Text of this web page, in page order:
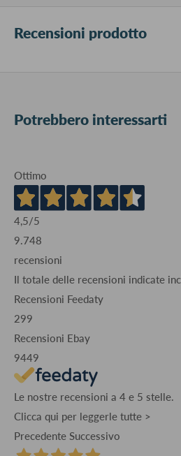
Recensioni prodotto
Potrebbero interessarti
Ottimo
4,5/5
9.748
recensioni
Il totale delle recensioni indicate
Recensioni Feedaty
299
Recensioni Ebay
9449
Le nostre recensioni a 4 e 5 stelle.
Clicca qui per leggerle tutte >
Precedente Successivo